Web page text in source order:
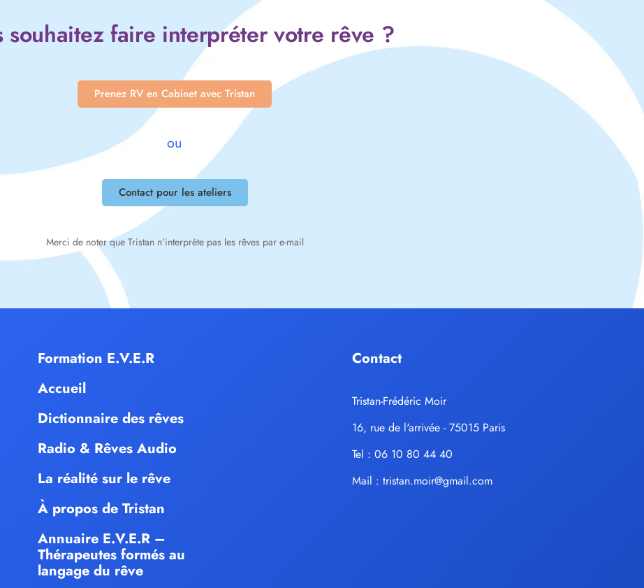
souhaitez faire interpréter votre rêve ?
Prenez RV en Cabinet avec Tristan
ou
Contact pour les ateliers
Merci de noter que Tristan n’interprète pas les rêves par e-mail
Formation E.V.E.R
Accueil
Dictionnaire des rêves
Radio & Rêves Audio
La réalité sur le rêve
À propos de Tristan
Annuaire E.V.E.R –
Thérapeutes formés au
langage du rêve
Contact
Tristan-Frédéric Moir
16, rue de l'arrivée - 75015 Paris
Tel : 06 10 80 44 40
Mail :tristan.moir@gmail.com